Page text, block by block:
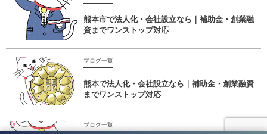
熊本市で法人化・会社設立なら｜補助金・創業融
資までワンストップ対応
ブログ一覧
熊本で法人化・会社設立なら｜補助金・創業融資
までワンストップ対応
ブログ一覧